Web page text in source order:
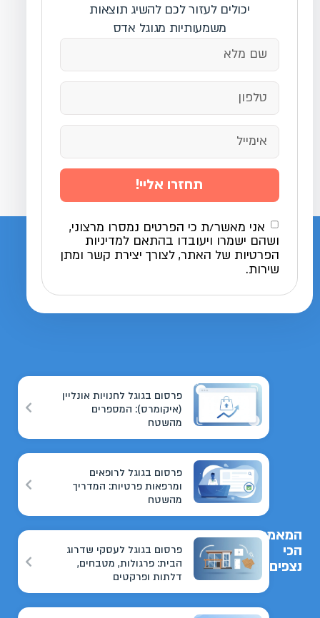
יכולים לעזור לכם להשיג תוצאות
משמעותיות מגוגל אדס
אני מאשר/ת כי הפרטים נמסרו מרצוני,
ושהם ישמרו ויעובדו בהתאם למדיניות
הפרטיות של האתר, לצורך יצירת קשר ומתן
שירות.
תחזרו אליי!
המאמרים
הכי
נצפים
פרסום בגוגל לחנויות אונליין
(איקומרס): המספרים
מהשטח
פרסום בגוגל לרופאים
ומרפאות פרטיות: המדריך
מהשטח
פרסום בגוגל לעסקי שדרוג
הבית: פרגולות, מטבחים,
דלתות ופרקטים